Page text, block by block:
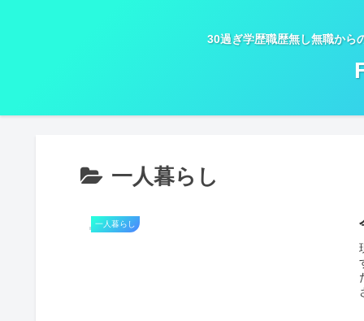
30過ぎ学歴職歴無し無職から
一人暮らし
一人暮らし